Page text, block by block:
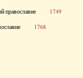
православие 1749
1768